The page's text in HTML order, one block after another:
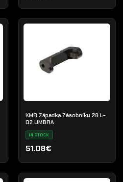
KMR Západka Zásobníku 28 L-
02 UMBRA
IN STOCK
51.08€